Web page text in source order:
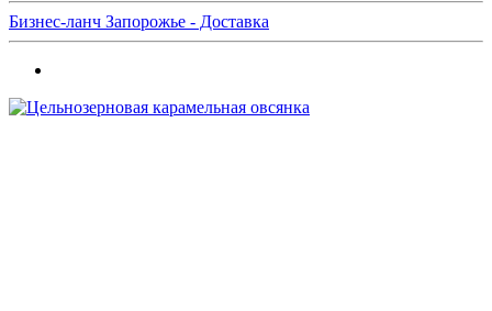
Бизнес-ланч Запорожье - Доставка